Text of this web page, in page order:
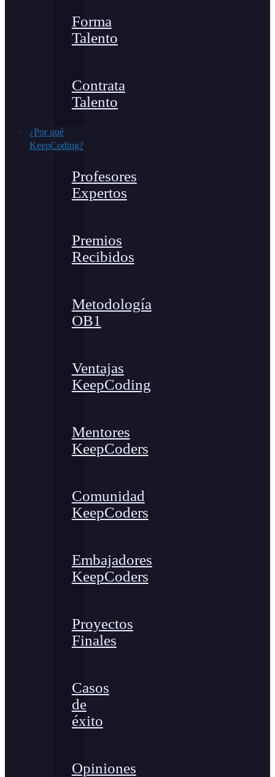
Forma
Talento
Contrata
Talento
¿Por qué
KeepCoding?
Profesores
Expertos
Premios
Recibidos
Metodología
OB1
Ventajas
KeepCoding
Mentores
KeepCoders
Comunidad
KeepCoders
Embajadores
KeepCoders
Proyectos
Finales
Casos
de
éxito
Opiniones